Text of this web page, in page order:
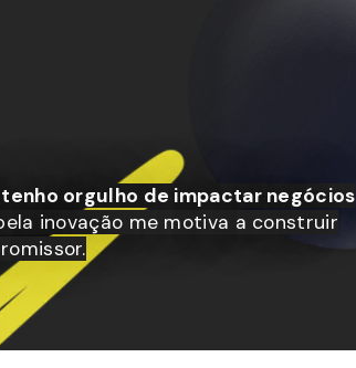
tenho orgulho de impactar negócios
inovação me motiva a construir